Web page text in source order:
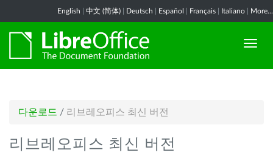
English 中文 (简体) Deutsch Español Français Italiano More...
다운로드 / 리브레오피스 최신 버전
리브레오피스 최신 버전